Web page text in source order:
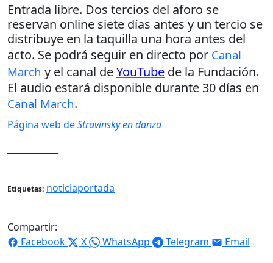
Entrada libre. Dos tercios del aforo se
reservan online siete días antes y un tercio se
distribuye en la taquilla una hora antes del
acto. Se podrá seguir en directo por Canal
March y el canal deYouTube de la Fundación.
El audio estará disponible durante 30 días en
Canal March.
Página web deStravinsky en danza
Etiquetas: noticiaportada
Compartir:
Facebook
X WhatsApp Telegram Email